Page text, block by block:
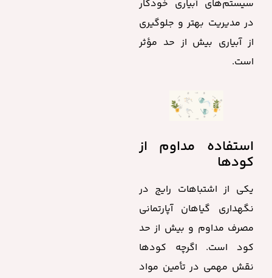
سیستم‌های آبیاری خودکار
در مدیریت بهتر و جلوگیری
از آبیاری بیش از حد مؤثر
است.
استفاده مداوم از
کودها
یکی از اشتباهات رایج در
نگهداری گیاهان آپارتمانی
مصرف مداوم و بیش از حد
کود است. اگرچه کودها
نقش مهمی در تأمین مواد